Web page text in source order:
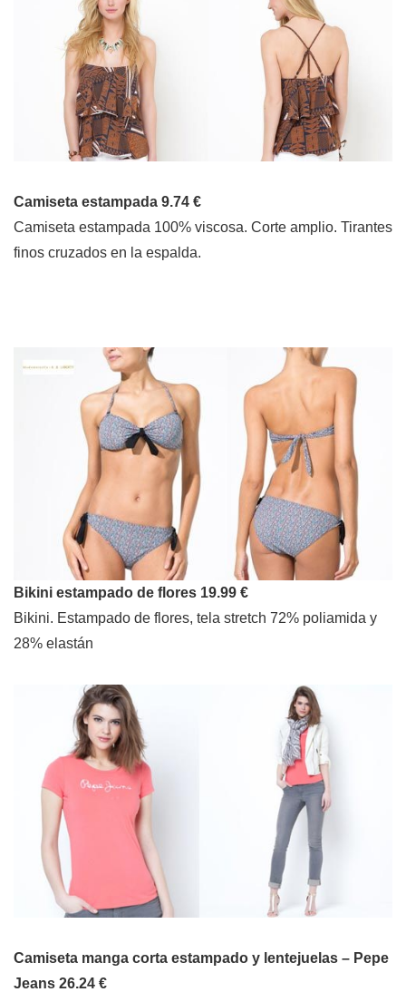
Camiseta estampada 9.74 €
Camiseta estampada 100% viscosa. Corte amplio. Tirantes
finos cruzados en la espalda.
Bikini estampado de flores 19.99 €
Bikini. Estampado de flores, tela stretch 72% poliamida y
28% elastán
Camiseta manga corta estampado y lentejuelas – Pepe
Jeans 26.24 €